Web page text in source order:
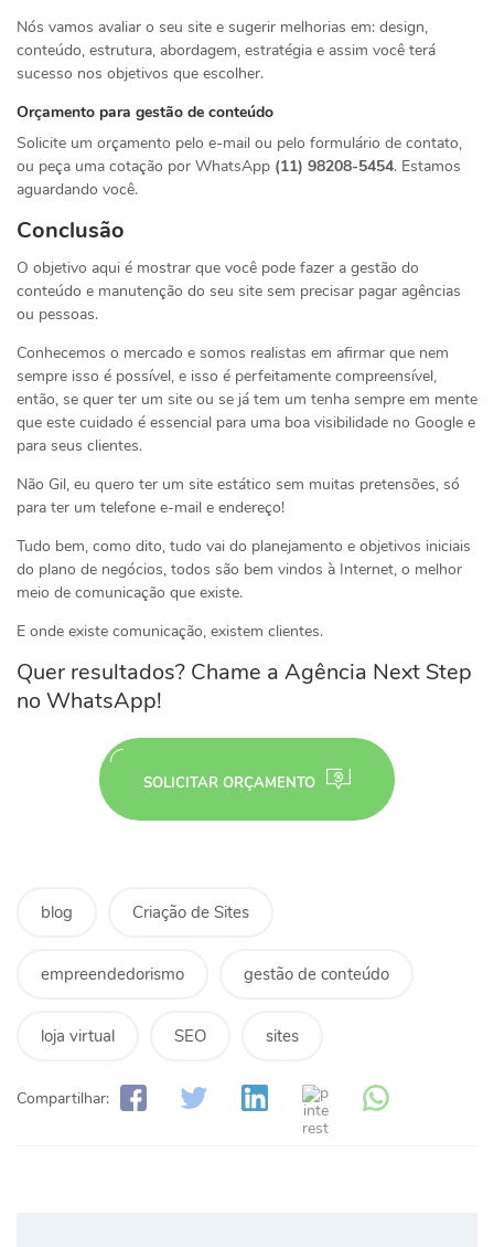
Nós vamos avaliar o seu site e sugerir melhorias em: design,
conteúdo, estrutura, abordagem, estratégia e assim você terá
sucesso nos objetivos que escolher.
Orçamento para gestão de conteúdo
Solicite um orçamento pelo e-mail ou pelo formulário de contato,
ou peça uma cotação por WhatsApp (11) 98208-5454. Estamos
aguardando você.
Conclusão
O objetivo aqui é mostrar que você pode fazer a gestão do
conteúdo e manutenção do seu site sem precisar pagar agências
ou pessoas.
Conhecemos o mercado e somos realistas em afirmar que nem
sempre isso é possível, e isso é perfeitamente compreensível,
então, se quer ter um site ou se já tem um tenha sempre em mente
que este cuidado é essencial para uma boa visibilidade no Google e
para seus clientes.
Não Gil, eu quero ter um site estático sem muitas pretensões, só
para ter um telefone e-mail e endereço!
Tudo bem, como dito, tudo vai do planejamento e objetivos iniciais
do plano de negócios, todos são bem vindos à Internet, o melhor
meio de comunicação que existe.
E onde existe comunicação, existem clientes.
Quer resultados? Chame a Agência Next Step
no WhatsApp!
SOLICITAR ORÇAMENTO
blog Criação de Sites
empreendedorismo gestão de conteúdo
loja virtual SEO sites
Compartilhar: